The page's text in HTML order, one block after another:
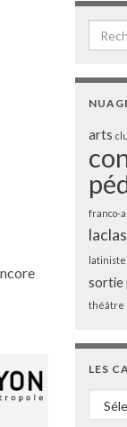
arts
franco-
latiniste
sortie
théâtre
LES
Les